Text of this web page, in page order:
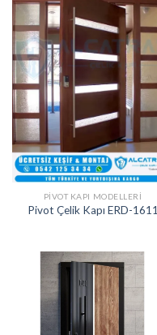
PIVOT KAPI MODELLERI
Pivot Çelik Kapı ERD-1611